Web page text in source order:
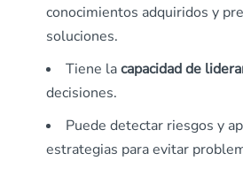
conocimientos adquiridos y
soluciones.
Tiene lacapacidad de
decisiones.
Puede detectar riesgos y
estrategias para evitar